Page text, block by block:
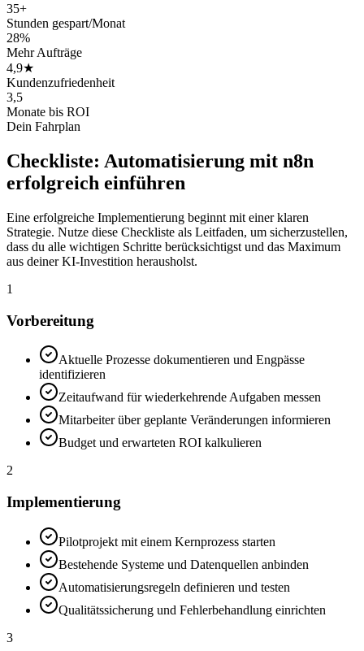
35+
Stunden gespart/Monat
28%
Mehr Aufträge
4,9★
Kundenzufriedenheit
3,5
Monate bis ROI
Dein Fahrplan
Checkliste: Automatisierung mit n8n
erfolgreich einführen
Eine erfolgreiche Implementierung beginnt mit einer klaren
Strategie. Nutze diese Checkliste als Leitfaden, um sicherzustellen,
dass du alle wichtigen Schritte berücksichtigst und das Maximum
aus deiner KI-Investition herausholst.
1
Vorbereitung
Aktuelle Prozesse dokumentieren und Engpässe
identifizieren
Zeitaufwand für wiederkehrende Aufgaben messen
Mitarbeiter über geplante Veränderungen informieren
Budget und erwarteten ROI kalkulieren
2
Implementierung
Pilotprojekt mit einem Kernprozess starten
Bestehende Systeme und Datenquellen anbinden
Automatisierungsregeln definieren und testen
Qualitätssicherung und Fehlerbehandlung einrichten
3